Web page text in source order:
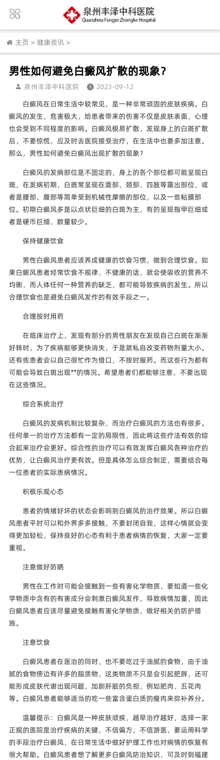
主页 > 健康资讯 >
男性如何避免白癜风扩散的现象？
泉州丰泽中科医院
2023-09-12
白癜风在日常生活中较常见，是一种非常顽固的皮肤疾病。白
癜风的发生，危害极大，给患者带来的伤害不仅是皮肤表面，心理
也会受到不同程度的影响。白癜风极易扩散，发现身上的白斑扩散
后，不要惊慌，应及时去医院接受治疗，在生活中也要多加注意。
那么，男性如何避免白癜风出现扩散的现象？
白癜风的发病部位是不固定的，身上的各个部位都可能呈现白
斑，在发病初期，白斑常呈现在面部、颈部、四肢等露出部位，或
者是腰部、腹部等简单受到机械性摩擦的部位，以及一些粘膜部
位。初期白癜风多是以点状巨细的白斑为主，有的呈现指甲巨细或
者是硬币巨细，数量较少。
保持健康饮食
男性白癜风患者应该养成健康的饮食习惯，做到合理饮食。如
果白癜风患者经常饮食不规律、不健康的话，就会使吸收的营养不
均衡，而人体任何一种营养的缺乏，都可能导致疾病的发生。所以
合理饮食也是避免白癜风发作的有效手段之一。
合理按时用药
在临床治疗上，发现有部分的男性朋友在发现自己白斑在渐渐
好转时，为了疾病能够更快消失，于是就私自改变药物剂量大小。
还有些患者会以自己很忙作为借口，不按时服药。而这些行为都有
可能会导致白斑出现**的情况。希望患者们都能够注意，不要出现
在这些情况。
综合系统治疗
白癜风的发病机制比较复杂，而治疗白癜风的方法也有很多。
任何单一的治疗方法都有一定的局限性，因此将这些疗法有效的综
合起来治疗会更好。综合性的治疗可以有效发挥白癜风各种治疗的
优势，让白癜风治疗更有效。但是具体怎么综合制定，需要结合每
一位患者的实际患病情况。
积极乐观心态
患者的情绪好坏的状态会影响到白癜风的治疗效果。所以白癜
风患者平时可以和外界多多接触，不要封闭自我，这样心情就会变
得更加轻松，保持良好的心态有利于患者病情的恢复，大家一定要
重视。
注意做好防晒
男性在工作时可能会接触到一些有害化学物质，要知道一些化
学物质中含有的有害成分会刺激白癜风发作，导致病情加重，因此
白癜风患者应该尽量避免接触有害化学物质，做好相关的防护措
施。
注意饮食
白癜风患者在医治的同时，也不要吃过于油腻的食物，由于油
腻的食物傍边有许多的脂质物，这类物质不只是会引起肥胖，还可
能形成皮肤代谢出现问题，加剧肝脏的负担，例如肥肉、五花肉
等。白癜风患者能够适当的吃一些富含蛋白质的瘦肉来弥补养分。
温馨提示：白癜风是一种皮肤顽疾，越早治疗越好，选择一家
正规的医院是治疗疾病的关键，不信偏方，不信游医，要运用科学
的手段治疗白癜风，在日常生活中做好护理工作也对病情的恢复有
很大帮助。白癜风患者想了解更多白癜风防治知识，可及时到福建